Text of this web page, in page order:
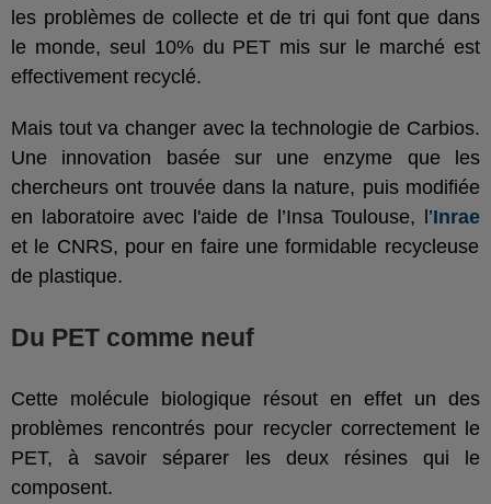
les problèmes de collecte et de tri qui font que dans
le monde, seul 10% du PET mis sur le marché est
effectivement recyclé.
Mais tout va changer avec la technologie de Carbios.
Une innovation basée sur une enzyme que les
chercheurs ont trouvée dans la nature, puis modifiée
en laboratoire avec l'aide de l’Insa Toulouse, l’Inrae
et le CNRS, pour en faire une formidable recycleuse
de plastique.
Du PET comme neuf
Cette molécule biologique résout en effet un des
problèmes rencontrés pour recycler correctement le
PET, à savoir séparer les deux résines qui le
composent.